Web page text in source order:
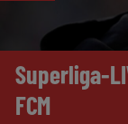
Superliga-
FCM